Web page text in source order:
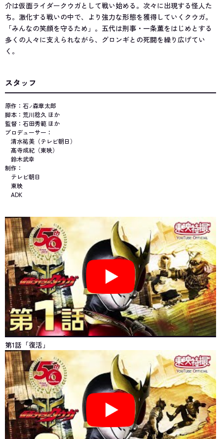
介は仮面ライダークウガとして戦い始める。次々に出現する怪人た
ち。激化する戦いの中で、より強力な形態を獲得していくクウガ。
「みんなの笑顔を守るため」。五代は刑事・一条薫をはじめとする
多くの人々に支えられながら、グロンギとの死闘を繰り広げてい
く。
スタッフ
原作：石ノ森章太郎
脚本：荒川稔久 ほか
監督：石田秀範 ほか
プロデューサー：
清水祐美（テレビ朝日）
髙寺成紀（東映）
鈴木武幸
制作：
テレビ朝日
東映
ADK
第1話「復活」